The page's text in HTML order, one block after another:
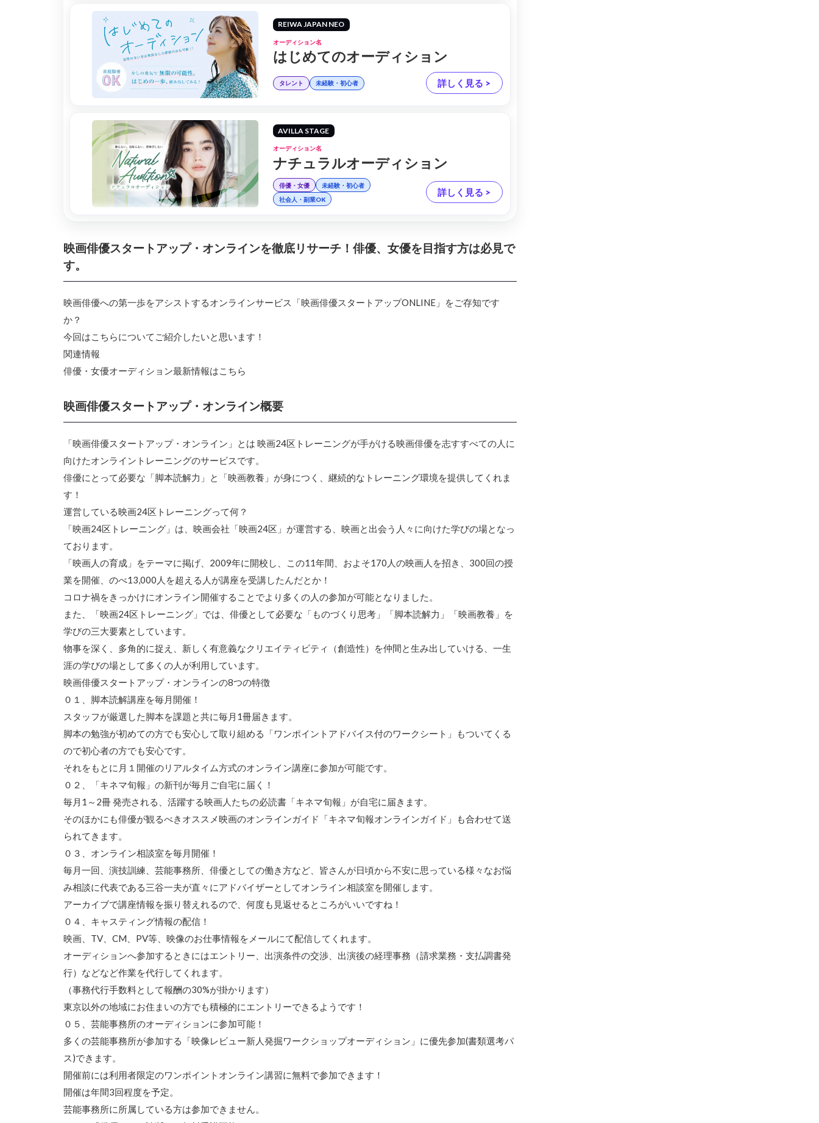
REIWA JAPAN NEO
オーディション名
はじめてのオーディション
タレント 未経験・初心者 詳しく見る >
AVILLA STAGE
オーディション名
ナチュラルオーディション
俳優・女優
未経験・初心者
社会人・副業OK
詳しく見る >
映画俳優スタートアップ・オンラインを徹底リサーチ！俳優、女優を目指す方は必見で
す。
映画俳優への第一歩をアシストするオンラインサービス「映画俳優スタートアップONLINE」をご存知です
か？
今回はこちらについてご紹介したいと思います！
関連情報
俳優・女優オーディション最新情報はこちら
映画俳優スタートアップ・オンライン概要
「映画俳優スタートアップ・オンライン」とは 映画24区トレーニングが手がける映画俳優を志すすべての人に
向けたオンライントレーニングのサービスです。
俳優にとって必要な「脚本読解力」と「映画教養」が身につく、継続的なトレーニング環境を提供してくれま
す！
運営している映画24区トレーニングって何？
「映画24区トレーニング」は、映画会社「映画24区」が運営する、映画と出会う人々に向けた学びの場となっ
ております。
「映画人の育成」をテーマに掲げ、2009年に開校し、この11年間、およそ170人の映画人を招き、300回の授
業を開催、のべ13,000人を超える人が講座を受講したんだとか！
コロナ禍をきっかけにオンライン開催することでより多くの人の参加が可能となりました。
また、「映画24区トレーニング」では、俳優として必要な「ものづくり思考」「脚本読解力」「映画教養」を
学びの三大要素としています。
物事を深く、多角的に捉え、新しく有意義なクリエイティビティ（創造性）を仲間と生み出していける、一生
涯の学びの場として多くの人が利用しています。
映画俳優スタートアップ・オンラインの8つの特徴
０１、脚本読解講座を毎月開催！
スタッフが厳選した脚本を課題と共に毎月1冊届きます。
脚本の勉強が初めての方でも安心して取り組める「ワンポイントアドバイス付のワークシート」もついてくる
ので初心者の方でも安心です。
それをもとに月１開催のリアルタイム方式のオンライン講座に参加が可能です。
０２、「キネマ旬報」の新刊が毎月ご自宅に届く！
毎月1～2冊 発売される、活躍する映画人たちの必読書「キネマ旬報」が自宅に届きます。
そのほかにも俳優が観るべきオススメ映画のオンラインガイド「キネマ旬報オンラインガイド」も合わせて送
られてきます。
０３、オンライン相談室を毎月開催！
毎月一回、演技訓練、芸能事務所、俳優としての働き方など、皆さんが日頃から不安に思っている様々なお悩
み相談に代表である三谷一夫が直々にアドバイザーとしてオンライン相談室を開催します。
アーカイブで講座情報を振り替えれるので、何度も見返せるところがいいですね！
０４、キャスティング情報の配信！
映画、TV、CM、PV等、映像のお仕事情報をメールにて配信してくれます。
オーディションへ参加するときにはエントリー、出演条件の交渉、出演後の経理事務（請求業務・支払調書発
行）などなど作業を代行してくれます。
（事務代行手数料として報酬の30%が掛かります）
東京以外の地域にお住まいの方でも積極的にエントリーできるようです！
０５、芸能事務所のオーディションに参加可能！
多くの芸能事務所が参加する「映像レビュー新人発掘ワークショップオーディション」に優先参加(書類選考パ
ス)できます。
開催前には利用者限定のワンポイントオンライン講習に無料で参加できます！
開催は年間3回程度を予定。
芸能事務所に所属している方は参加できません。